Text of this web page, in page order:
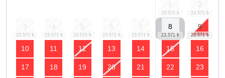
1 2
3 4 5 6 7 8 9
10 11 12 13 14 15 16
17 18 19 20 21 22 23